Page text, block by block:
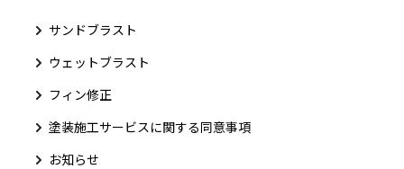
サンドブラスト
ウェットブラスト
フィン修正
塗装施工サービスに関する同意事項
お知らせ